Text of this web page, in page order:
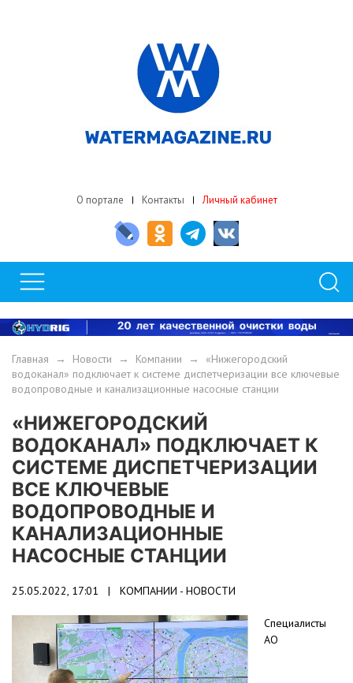
О портале Контакты Личный кабинет
Главная → Новости → Компании → «Нижегородский
водоканал» подключает к системе диспетчеризации все ключевые
водопроводные и канализационные насосные станции
«НИЖЕГОРОДСКИЙ
ВОДОКАНАЛ» ПОДКЛЮЧАЕТ К
СИСТЕМЕ ДИСПЕТЧЕРИЗАЦИИ
ВСЕ КЛЮЧЕВЫЕ
ВОДОПРОВОДНЫЕ И
КАНАЛИЗАЦИОННЫЕ
НАСОСНЫЕ СТАНЦИИ
25.05.2022, 17:01 | КОМПАНИИ - НОВОСТИ
Специалисты
АО